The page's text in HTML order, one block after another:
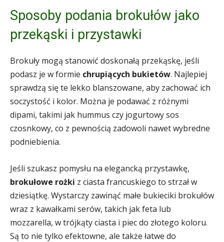
Sposoby podania brokułów jako
przekąski i przystawki
Brokuły mogą stanowić doskonałą przekąskę, jeśli
podasz je w formie chrupiących bukietów. Najlepiej
sprawdzą się te lekko blanszowane, aby zachować ich
soczystość i kolor. Można je podawać z różnymi
dipami, takimi jak hummus czy jogurtowy sos
czosnkowy, co z pewnością zadowoli nawet wybredne
podniebienia.
Jeśli szukasz pomysłu na elegancką przystawkę,
brokułowe rożki z ciasta francuskiego to strzał w
dziesiątkę. Wystarczy zawinąć małe bukieciki brokułów
wraz z kawałkami serów, takich jak feta lub
mozzarella, w trójkąty ciasta i piec do złotego koloru.
Są to nie tylko efektowne, ale także łatwe do